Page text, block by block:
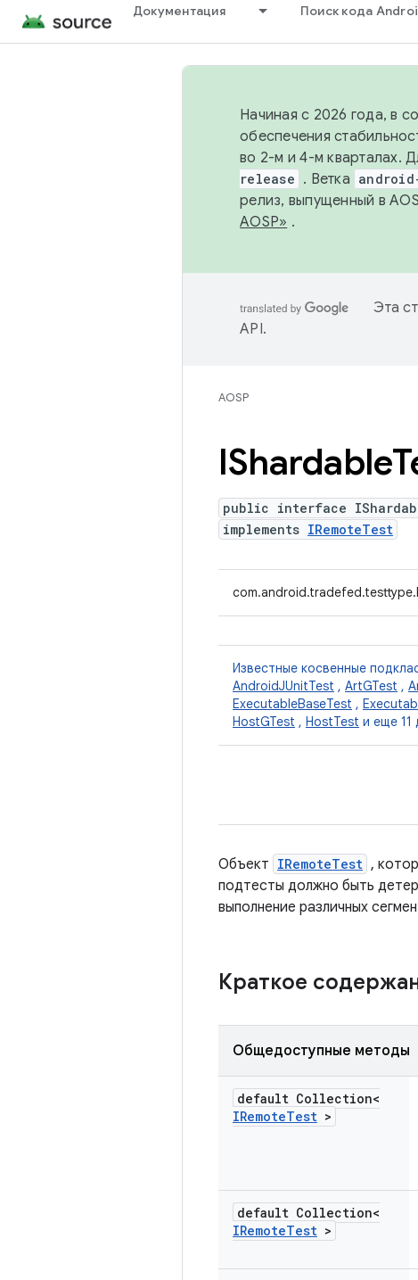
Документация Поиск кода
Начиная с 2026 года, в
обеспечения
во 2-м и 4-м кварталах.
release . Ветка
релиз, выпущенный в
AOSP» .
Эта
API.
AOSP
IShardable
public interface
implements IRemoteTest
Известные косвенные
AndroidJUnitTest , ArtGTest ,
ExecutableBaseTest ,
HostGTest , HostTest и еще 11
Объект IRemoteTest ,
подтесты должно быть
выполнение различных
Краткое
Общедоступные методы
default Collection<
IRemoteTest >
default Collection<
IRemoteTest >